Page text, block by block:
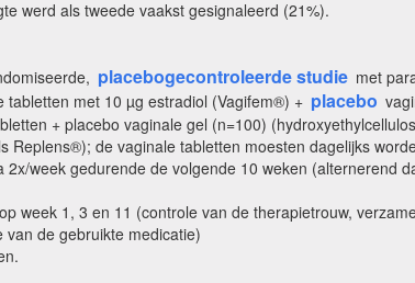
werd als tweede vaakst gesignaleerd (21%).
placebogecontroleerde studie met
tabletten met 10 µg estradiol (Vagifem®) + placebo
+ placebo vaginale gel (n=100)
Replens®); de vaginale tabletten moesten dagelijks
2x/week gedurende de volgende 10 weken (alternerend
week 1, 3 en 11 (controle van de therapietrouw,
van de gebruikte medicatie)